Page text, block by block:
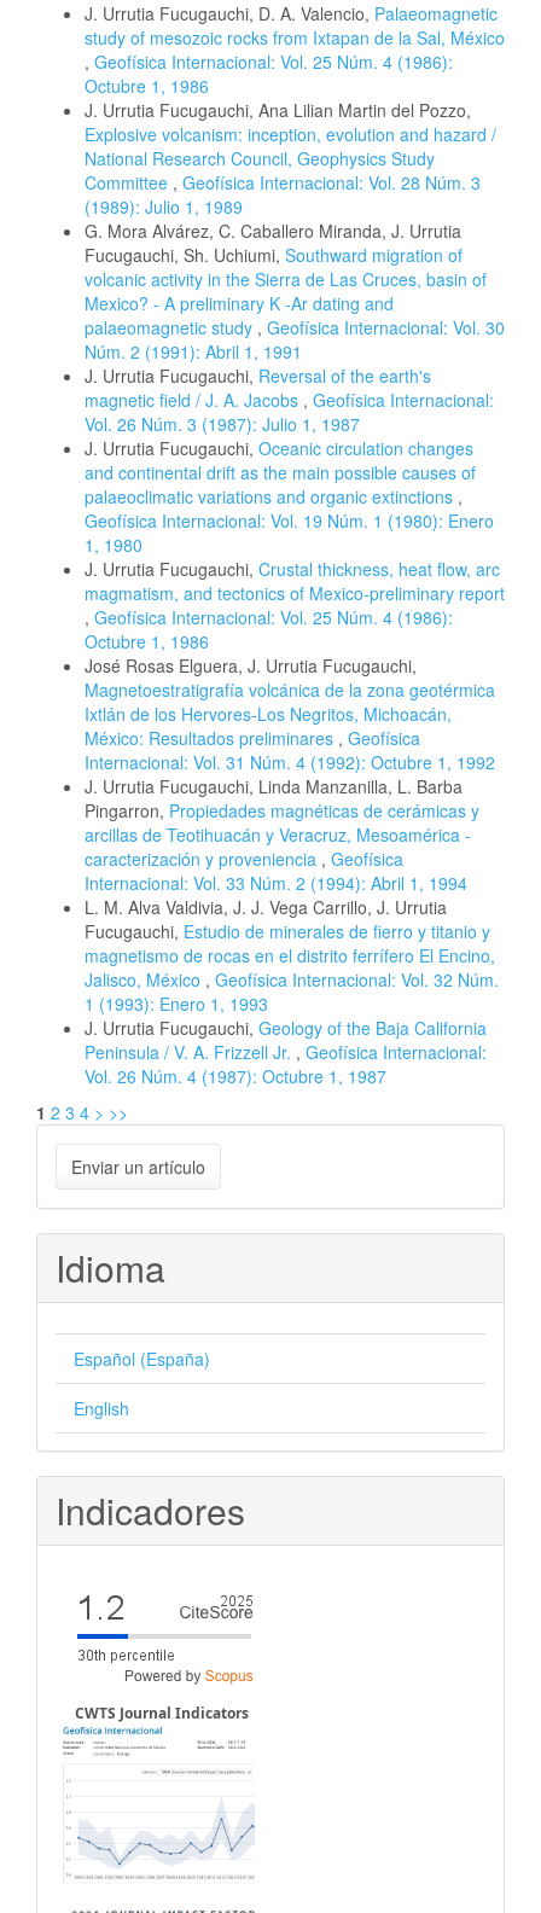
J. Urrutia Fucugauchi, D. A. Valencio, Palaeomagnetic
study of mesozoic rocks from Ixtapan de la Sal, México
, Geofísica Internacional: Vol. 25 Núm. 4 (1986):
Octubre 1, 1986
J. Urrutia Fucugauchi, Ana Lilian Martin del Pozzo,
Explosive volcanism: inception, evolution and hazard /
National Research Council, Geophysics Study
Committee , Geofísica Internacional: Vol. 28 Núm. 3
(1989): Julio 1, 1989
G. Mora Alvárez, C. Caballero Miranda, J. Urrutia
Fucugauchi, Sh. Uchiumi, Southward migration of
volcanic activity in the Sierra de Las Cruces, basin of
Mexico? - A preliminary K -Ar dating and
palaeomagnetic study , Geofísica Internacional: Vol. 30
Núm. 2 (1991): Abril 1, 1991
J. Urrutia Fucugauchi, Reversal of the earth's
magnetic field / J. A. Jacobs , Geofísica Internacional:
Vol. 26 Núm. 3 (1987): Julio 1, 1987
J. Urrutia Fucugauchi, Oceanic circulation changes
and continental drift as the main possible causes of
palaeoclimatic variations and organic extinctions ,
Geofísica Internacional: Vol. 19 Núm. 1 (1980): Enero
1, 1980
J. Urrutia Fucugauchi, Crustal thickness, heat flow, arc
magmatism, and tectonics of Mexico-preliminary report
, Geofísica Internacional: Vol. 25 Núm. 4 (1986):
Octubre 1, 1986
José Rosas Elguera, J. Urrutia Fucugauchi,
Magnetoestratigrafía volcánica de la zona geotérmica
Ixtlán de los Hervores-Los Negritos, Michoacán,
México: Resultados preliminares , Geofísica
Internacional: Vol. 31 Núm. 4 (1992): Octubre 1, 1992
J. Urrutia Fucugauchi, Linda Manzanilla, L. Barba
Pingarron, Propiedades magnéticas de cerámicas y
arcillas de Teotihuacán y Veracruz, Mesoamérica -
caracterización y proveniencia , Geofísica
Internacional: Vol. 33 Núm. 2 (1994): Abril 1, 1994
L. M. Alva Valdivia, J. J. Vega Carrillo, J. Urrutia
Fucugauchi, Estudio de minerales de fierro y titanio y
magnetismo de rocas en el distrito ferrífero El Encino,
Jalisco, México , Geofísica Internacional: Vol. 32 Núm.
1 (1993): Enero 1, 1993
J. Urrutia Fucugauchi, Geology of the Baja California
Peninsula / V. A. Frizzell Jr. , Geofísica Internacional:
Vol. 26 Núm. 4 (1987): Octubre 1, 1987
1 2 3 4 > >>
Enviar
un
artículo
Enviar un artículo
Idioma
Español (España)
English
Indicadores
CWTS Journal Indicators